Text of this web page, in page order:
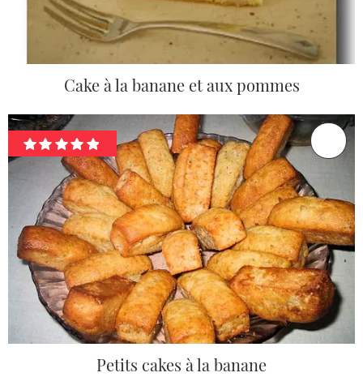
Cake à la banane et aux pommes
Petits cakes à la banane